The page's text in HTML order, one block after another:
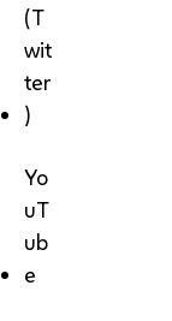
(T
wit
ter
)
Yo
uT
ub
e